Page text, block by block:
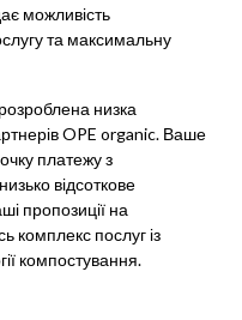
можливість
та максимальну
низка
OPE organic. Ваше
платежу з
відсоткове
пропозиції на
комплекс послуг із
компостування.